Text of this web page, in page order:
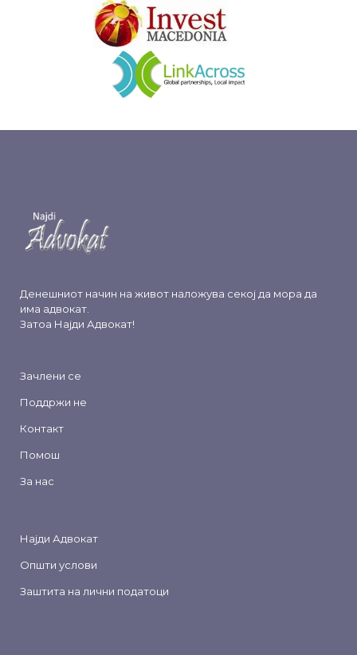
Денешниот начин на живот наложува секој да мора да
има адвокат.
Затоа Најди Адвокат!
Зачлени се
Поддржи не
Контакт
Помош
За нас
Најди Адвокат
Општи услови
Заштита на лични податоци